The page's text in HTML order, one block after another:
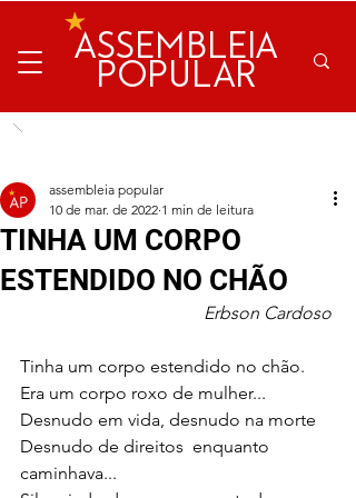
ASSEMBLEIA
POPULAR
TINHA UM CORPO
ESTENDIDO NO CHÃO
assembleia popular
10 de mar. de 2022 1 min de leitura
Erbson Cardoso
Tinha um corpo estendido no chão.
Era um corpo roxo de mulher...
Desnudo em vida, desnudo na morte
Desnudo de direitos  enquanto
caminhava...